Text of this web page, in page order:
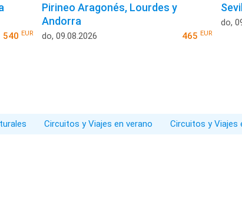
540 EUR
Pirineo Aragonés, Lourdes y
Andorra
do, 09.08.2026 465EUR
do,
Circuitos y Viajes en verano
Circuitos y Viajes